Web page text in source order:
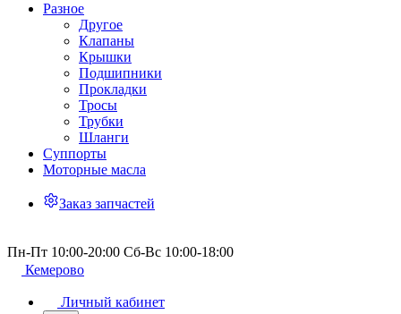
Разное
Другое
Клапаны
Крышки
Подшипники
Прокладки
Тросы
Трубки
Шланги
Суппорты
Моторные масла
Заказ запчастей
Пн-Пт 10:00-20:00 Сб-Вс 10:00-18:00
Кемерово
Личный кабинет